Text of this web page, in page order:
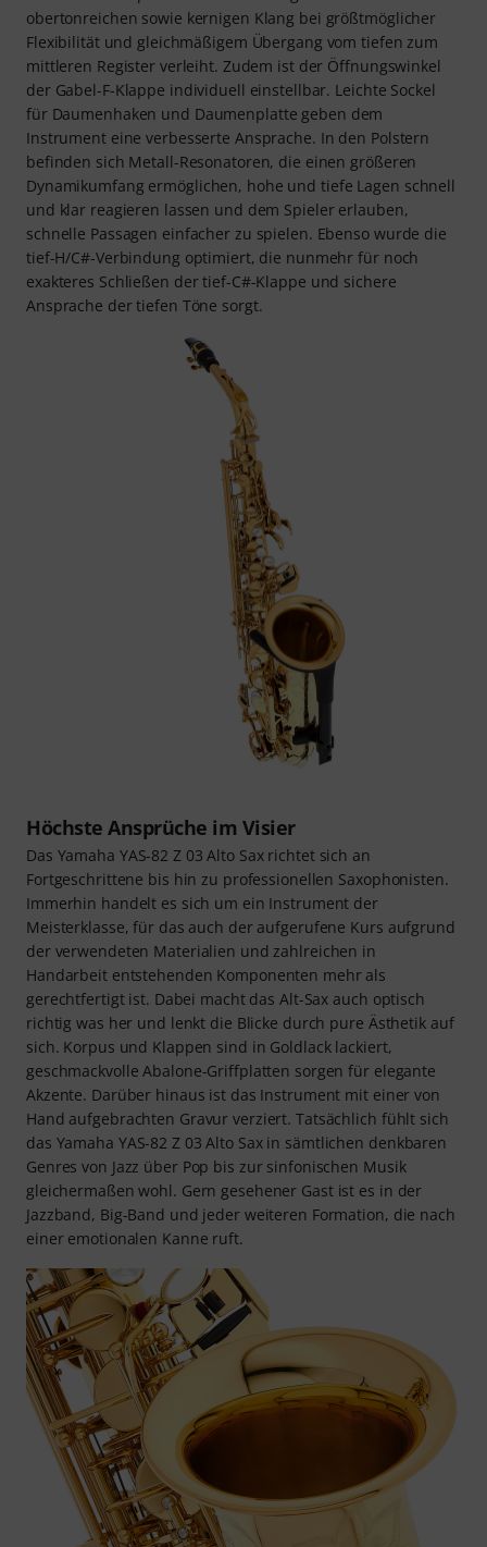
obertonreichen sowie kernigen Klang bei größtmöglicher
Flexibilität und gleichmäßigem Übergang vom tiefen zum
mittleren Register verleiht. Zudem ist der Öffnungswinkel
der Gabel-F-Klappe individuell einstellbar. Leichte Sockel
für Daumenhaken und Daumenplatte geben dem
Instrument eine verbesserte Ansprache. In den Polstern
befinden sich Metall-Resonatoren, die einen größeren
Dynamikumfang ermöglichen, hohe und tiefe Lagen schnell
und klar reagieren lassen und dem Spieler erlauben,
schnelle Passagen einfacher zu spielen. Ebenso wurde die
tief-H/C#-Verbindung optimiert, die nunmehr für noch
exakteres Schließen der tief-C#-Klappe und sichere
Ansprache der tiefen Töne sorgt.
Höchste Ansprüche im Visier
Das Yamaha YAS-82 Z 03 Alto Sax richtet sich an
Fortgeschrittene bis hin zu professionellen Saxophonisten.
Immerhin handelt es sich um ein Instrument der
Meisterklasse, für das auch der aufgerufene Kurs aufgrund
der verwendeten Materialien und zahlreichen in
Handarbeit entstehenden Komponenten mehr als
gerechtfertigt ist. Dabei macht das Alt-Sax auch optisch
richtig was her und lenkt die Blicke durch pure Ästhetik auf
sich. Korpus und Klappen sind in Goldlack lackiert,
geschmackvolle Abalone-Griffplatten sorgen für elegante
Akzente. Darüber hinaus ist das Instrument mit einer von
Hand aufgebrachten Gravur verziert. Tatsächlich fühlt sich
das Yamaha YAS-82 Z 03 Alto Sax in sämtlichen denkbaren
Genres von Jazz über Pop bis zur sinfonischen Musik
gleichermaßen wohl. Gern gesehener Gast ist es in der
Jazzband, Big-Band und jeder weiteren Formation, die nach
einer emotionalen Kanne ruft.